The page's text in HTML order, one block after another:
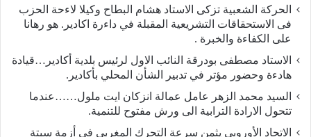
الحركة الشعبية تزكى الاستاد هشام البطاح وكيلا لاءحة الحزب
فى الاستحقاقات التشريعية المقبلة في داءرة اكادير. هو رهانا
على الكفاءة والخبرة .
الاستاد مصطفى بودرقة النائب الاول لرئيس بلدية أكادير…قيادة
هادءة وحضور مؤتر في تدبير الشأن المحلي بأكادير.
السيد محمد الزهر عامل عمالة انزكان ايت ملول……عندما
تتحول الارادة الترابية الى ورش مفتوح للتنمية.
الاتحاد الأوروبي يثمن سرعة التحرك المغربي في أزمة سبتة